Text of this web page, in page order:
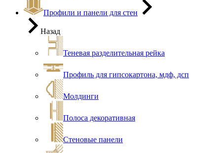
Профили и панели для стен
Назад
Теневая разделительная рейка
Профиль для гипсокартона, мдф, дсп
Молдинги
Полоса декоративная
Стеновые панели